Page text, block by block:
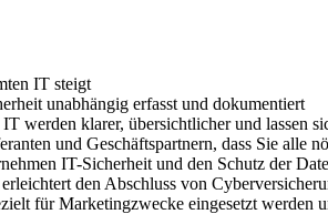
IT steigt
unabhängig erfasst und dokumentiert
werden klarer, übersichtlicher und lassen
und Geschäftspartnern, dass Sie alle
IT-Sicherheit und den Schutz der
den Abschluss von
für Marketingzwecke eingesetzt werden